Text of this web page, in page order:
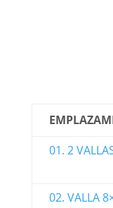
01. 2
02. VALLA